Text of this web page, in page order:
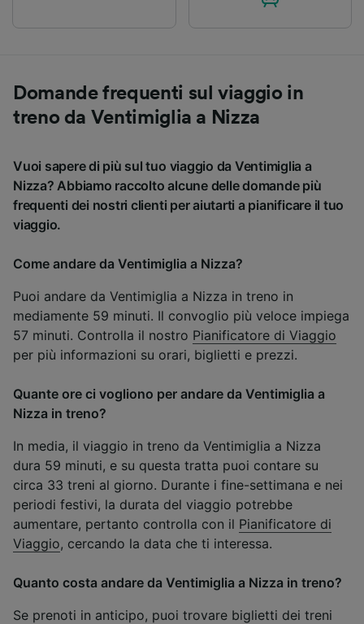
Domande frequenti sul viaggio in
treno da Ventimiglia a Nizza
Vuoi sapere di più sul tuo viaggio da Ventimiglia a
Nizza? Abbiamo raccolto alcune delle domande più
frequenti dei nostri clienti per aiutarti a pianificare il tuo
viaggio.
Come andare da Ventimiglia a Nizza?
Puoi andare da Ventimiglia a Nizza in treno in
mediamente 59 minuti. Il convoglio più veloce impiega
57 minuti. Controlla il nostro Pianificatore di Viaggio
per più informazioni su orari, biglietti e prezzi.
Quante ore ci vogliono per andare da Ventimiglia a
Nizza in treno?
In media, il viaggio in treno da Ventimiglia a Nizza
dura 59 minuti, e su questa tratta puoi contare su
circa 33 treni al giorno. Durante i fine-settimana e nei
periodi festivi, la durata del viaggio potrebbe
aumentare, pertanto controlla con il Pianificatore di
Viaggio, cercando la data che ti interessa.
Quanto costa andare da Ventimiglia a Nizza in treno?
Se prenoti in anticipo, puoi trovare biglietti dei treni